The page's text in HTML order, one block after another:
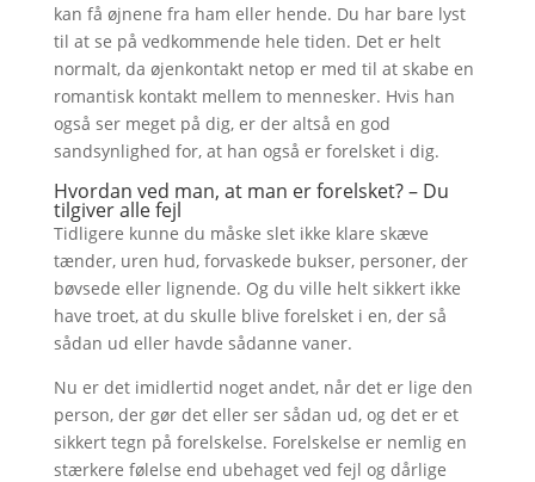
kan få øjnene fra ham eller hende. Du har bare lyst
til at se på vedkommende hele tiden. Det er helt
normalt, da øjenkontakt netop er med til at skabe en
romantisk kontakt mellem to mennesker. Hvis han
også ser meget på dig, er der altså en god
sandsynlighed for, at han også er forelsket i dig.
Hvordan ved man, at man er forelsket? – Du
tilgiver alle fejl
Tidligere kunne du måske slet ikke klare skæve
tænder, uren hud, forvaskede bukser, personer, der
bøvsede eller lignende. Og du ville helt sikkert ikke
have troet, at du skulle blive forelsket i en, der så
sådan ud eller havde sådanne vaner.
Nu er det imidlertid noget andet, når det er lige den
person, der gør det eller ser sådan ud, og det er et
sikkert tegn på forelskelse. Forelskelse er nemlig en
stærkere følelse end ubehaget ved fejl og dårlige